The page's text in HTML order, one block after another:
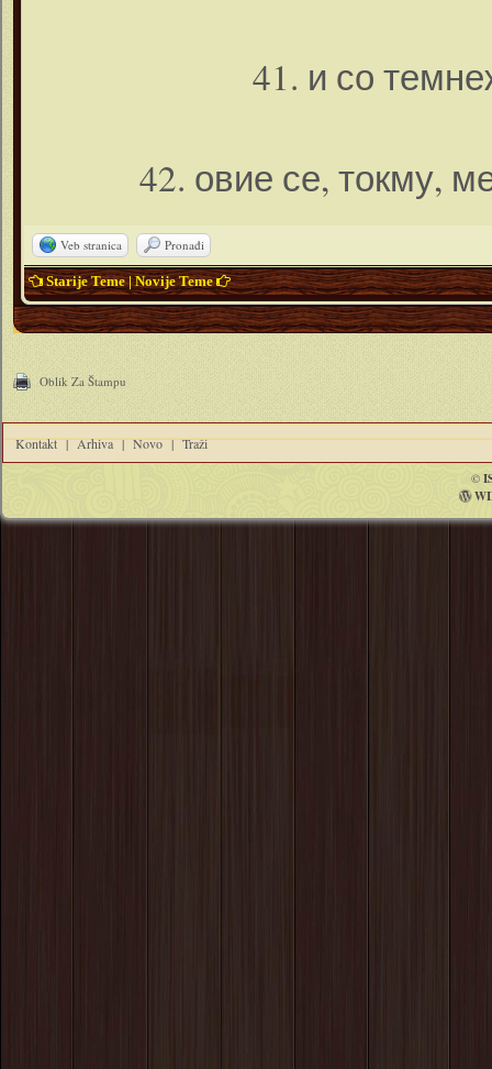
41. и со
42. овие се, токму,
Veb stranica Pronađi
Starije Teme|Novije Teme
Oblik Za Štampu
Kontakt | Arhiva | Novo | Traži
©